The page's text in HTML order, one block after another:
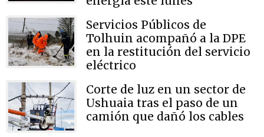
Servicios Públicos de
Tolhuin acompañó a la DPE
en la restitución del servicio
eléctrico
Corte de luz en un sector de
Ushuaia tras el paso de un
camión que dañó los cables